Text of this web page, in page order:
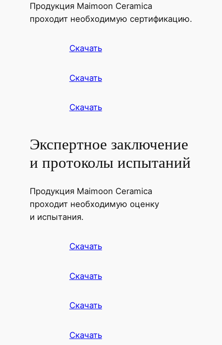
Продукция Maimoon Ceramica
проходит необходимую сертификацию.
Скачать
Скачать
Скачать
Экспертное заключение
и протоколы испытаний
Продукция Maimoon Ceramica
проходит необходимую оценку
и испытания.
Скачать
Скачать
Скачать
Скачать